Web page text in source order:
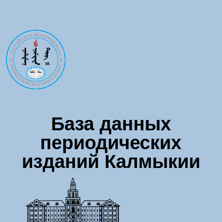
База данных
периодических
изданий Калмыкии